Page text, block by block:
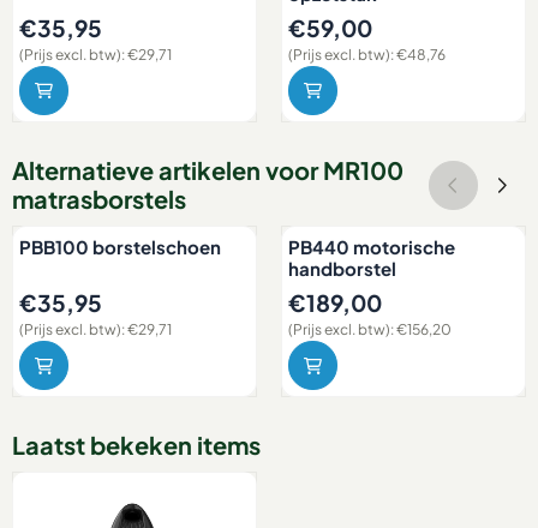
Prijs: 35,95, exclusief btw: 29,71
€35,95
(Prijs excl. btw):€29,71
Prijs: 59,00, exclusief btw:
€59,00
(Prijs excl. btw):€48,76
Alternatieve artikelen voorMR100
matrasborstels
PBB100 borstelschoen
Prijs: 35,95, exclusief btw: 29,71
€35,95
(Prijs excl. btw):€29,71
PB440 motorische
handborstel
Prijs: 189,00, exclusief btw:
€189,00
(Prijs excl. btw):€156,20
Laatst bekeken items